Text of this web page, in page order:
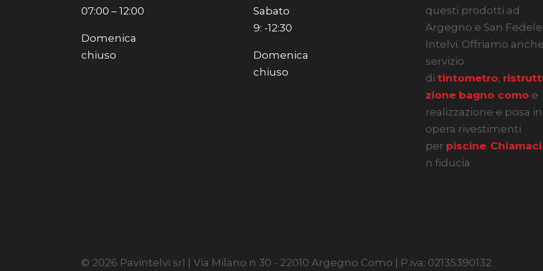
07:00 – 12:00
Domenica
chiuso
Sabato
9: -12:30
Domenica
chiuso
questi prodotti ad
Argegno e San
Intelvi. Offriamo anche
servizio
di tintometro,
zione bagno como e
realizzazione e posa in
opera rivestimenti
per piscine. Chiamaci
n fiducia
© 2026 Pavintelvi srl | Via Milano n 30 - 22010 Argegno Como | P.iva: 02135390132